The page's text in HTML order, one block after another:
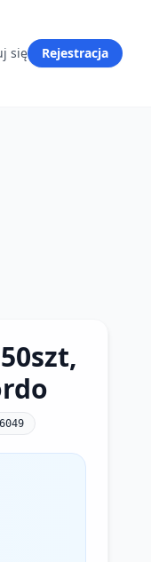
się Rejestracja